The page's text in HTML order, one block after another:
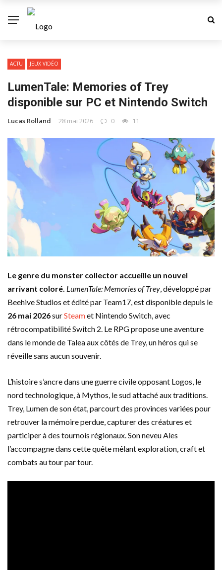
ACTU JEUX VIDÉO
LumenTale: Memories of Trey
disponible sur PC et Nintendo Switch
Lucas Rolland 28 mai 2026 0 11
Le genre du monster collector accueille un nouvel
arrivant coloré. LumenTale: Memories of Trey, développé par
Beehive Studios et édité par Team17, est disponible depuis le
26 mai 2026surSteamet Nintendo Switch, avec
rétrocompatibilité Switch 2. Le RPG propose une aventure
dans le monde de Talea aux côtés de Trey, un héros qui se
réveille sans aucun souvenir.
L’histoire s’ancre dans une guerre civile opposant Logos, le
nord technologique, à Mythos, le sud attaché aux traditions.
Trey, Lumen de son état, parcourt des provinces variées pour
retrouver la mémoire perdue, capturer des créatures et
participer à des tournois régionaux. Son neveu Ales
l’accompagne dans cette quête mêlant exploration, craft et
combats au tour par tour.